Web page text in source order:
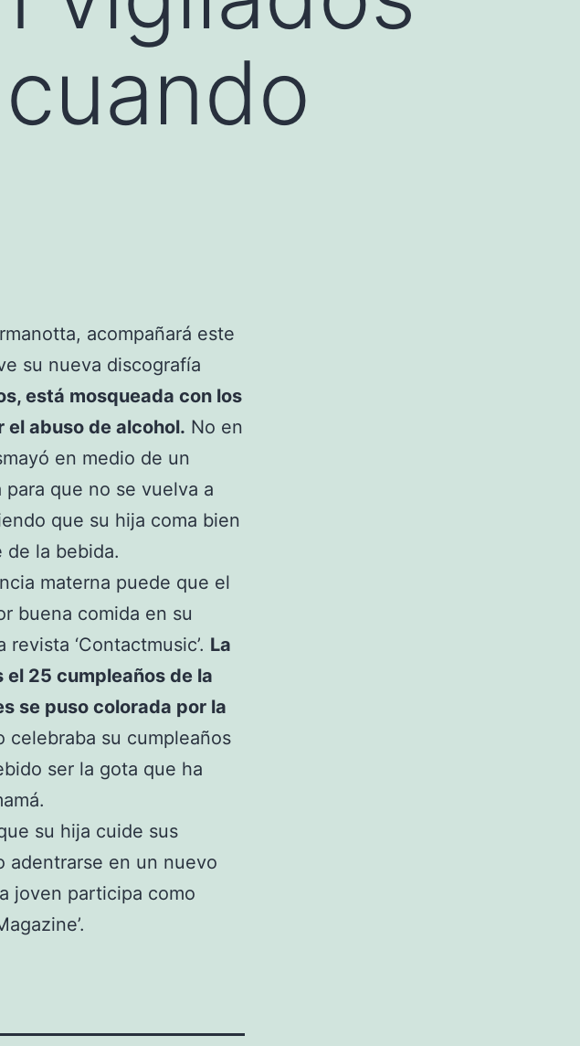
acompañará este
su nueva discografía
está mosqueada con los
abuso de alcohol. No en
en medio de un
que no se vuelva a
que su hija coma bien
de la bebida.
materna puede que el
buena comida en su
‘Contactmusic’. La
el 25 cumpleaños de la
se puso colorada por la
celebraba su cumpleaños
ser la gota que ha
su hija cuide sus
adentrarse en un nuevo
joven participa como